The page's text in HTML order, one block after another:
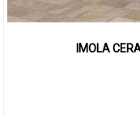
IMOLA